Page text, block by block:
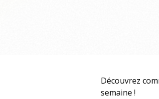
Découvrez
semaine !